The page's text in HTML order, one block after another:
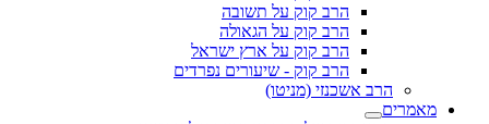
הרב קוק על תשובה
הרב קוק על הגאולה
הרב קוק על ארץ ישראל
הרב קוק - שיעורים נפרדים
הרב אשכנזי (מניטו)
מאמרים